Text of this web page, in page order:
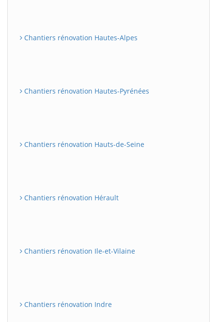
Chantiers rénovation Hautes-Alpes
Chantiers rénovation Hautes-Pyrénées
Chantiers rénovation Hauts-de-Seine
Chantiers rénovation Hérault
Chantiers rénovation Ile-et-Vilaine
Chantiers rénovation Indre